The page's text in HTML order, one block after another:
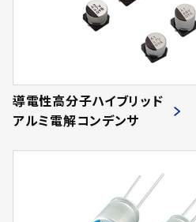
導電性高分子ハイブリッド
アルミ電解コンデンサ